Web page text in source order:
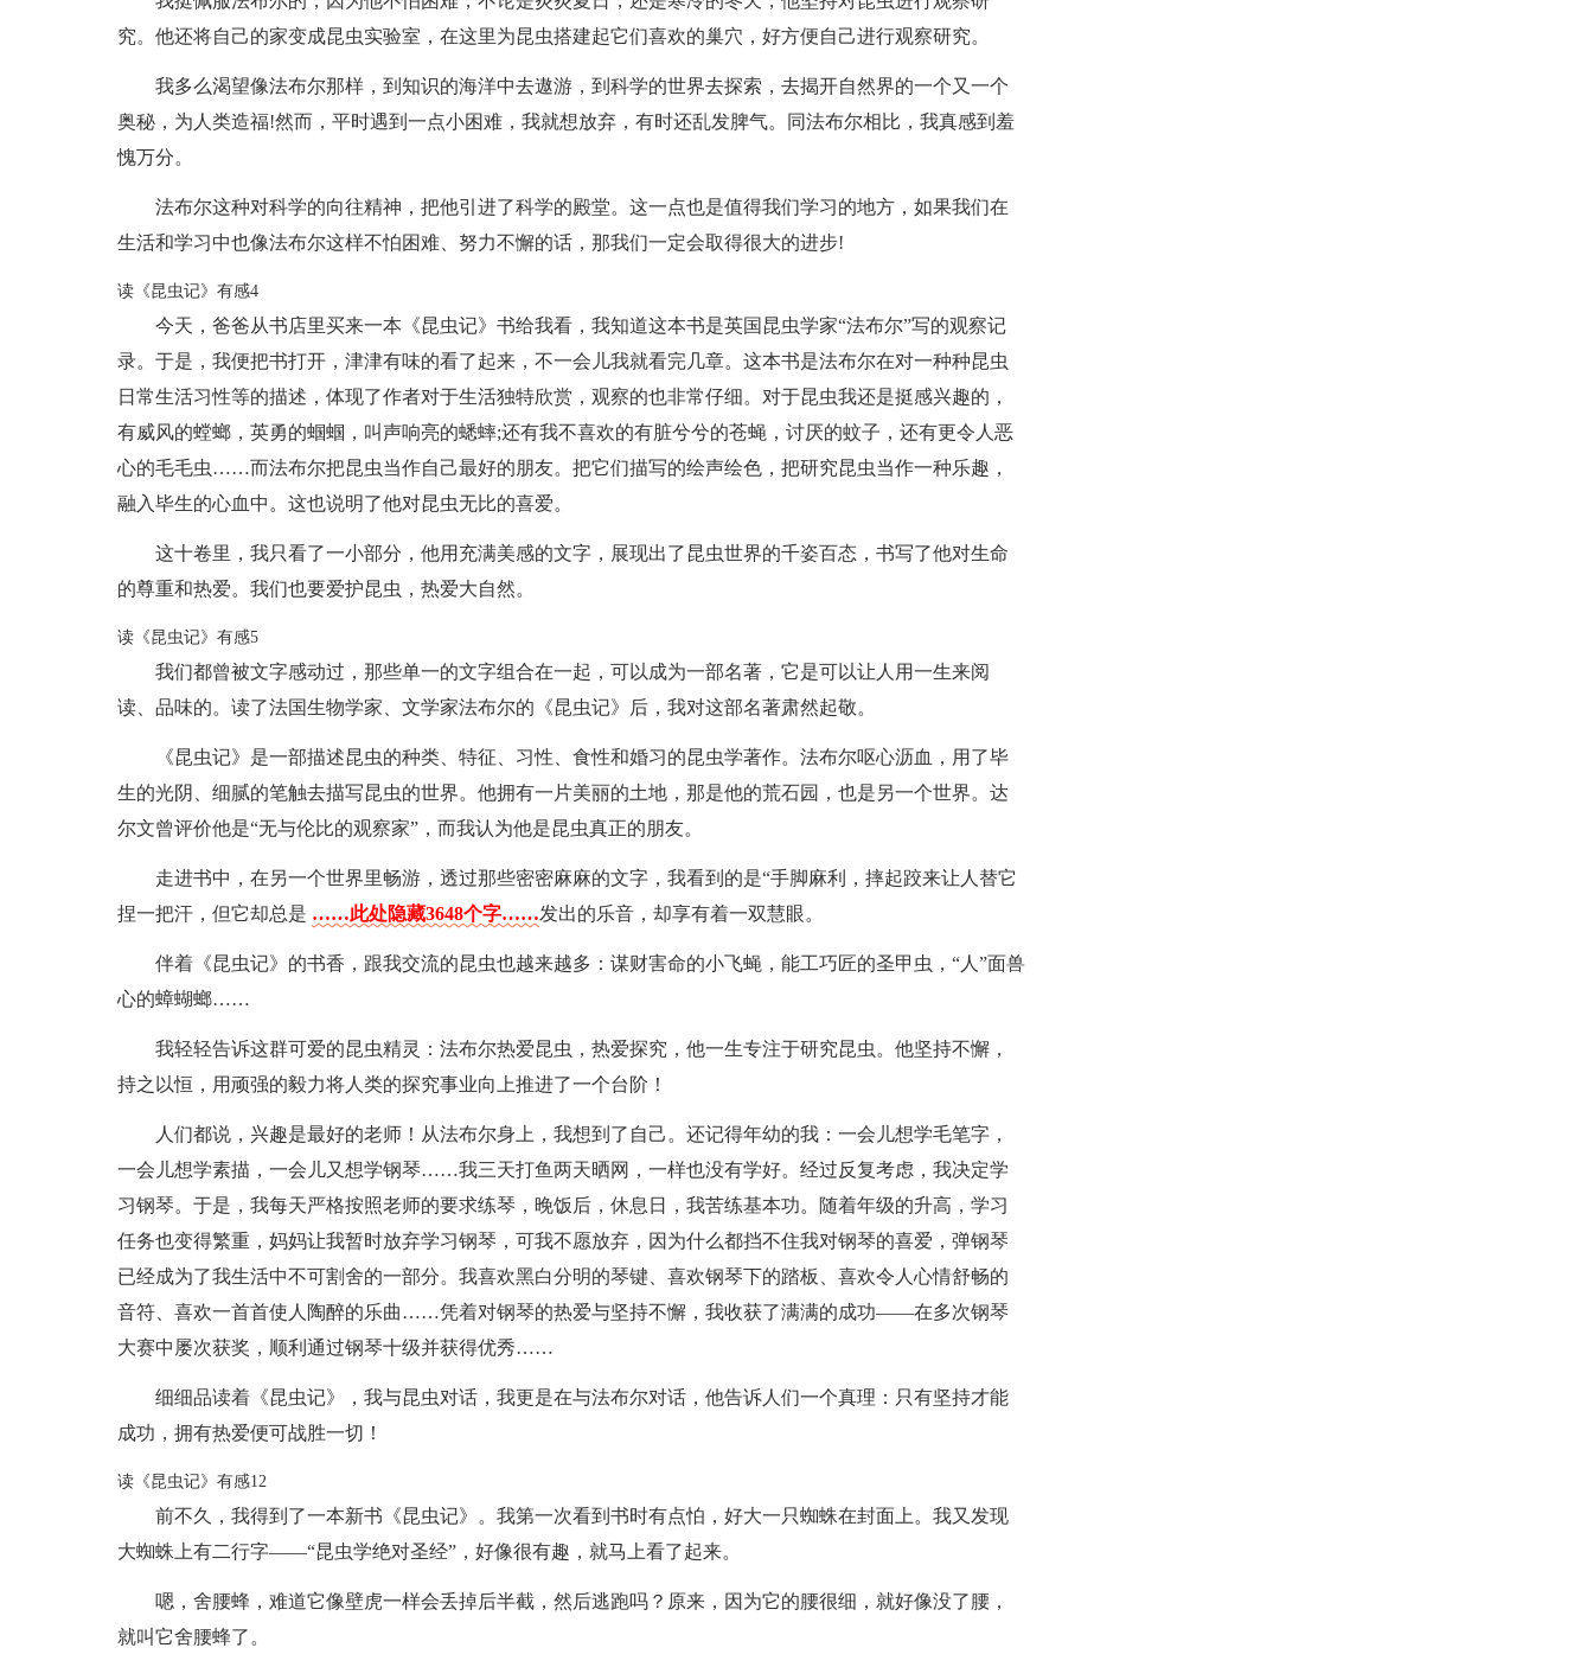
究。他还将自己的家变成昆虫实验室，在这里为昆虫搭建起它们喜欢的巢穴，好方便自己进行观察研究。
我多么渴望像法布尔那样，到知识的海洋中去遨游，到科学的世界去探索，去揭开自然界的一个又一个
奥秘，为人类造福!然而，平时遇到一点小困难，我就想放弃，有时还乱发脾气。同法布尔相比，我真感到羞
愧万分。
法布尔这种对科学的向往精神，把他引进了科学的殿堂。这一点也是值得我们学习的地方，如果我们在
生活和学习中也像法布尔这样不怕困难、努力不懈的话，那我们一定会取得很大的进步!
读《昆虫记》有感4
今天，爸爸从书店里买来一本《昆虫记》书给我看，我知道这本书是英国昆虫学家“法布尔”写的观察记
录。于是，我便把书打开，津津有味的看了起来，不一会儿我就看完几章。这本书是法布尔在对一种种昆虫
日常生活习性等的描述，体现了作者对于生活独特欣赏，观察的也非常仔细。对于昆虫我还是挺感兴趣的，
有威风的螳螂，英勇的蝈蝈，叫声响亮的蟋蟀;还有我不喜欢的有脏兮兮的苍蝇，讨厌的蚊子，还有更令人恶
心的毛毛虫……而法布尔把昆虫当作自己最好的朋友。把它们描写的绘声绘色，把研究昆虫当作一种乐趣，
融入毕生的心血中。这也说明了他对昆虫无比的喜爱。
这十卷里，我只看了一小部分，他用充满美感的文字，展现出了昆虫世界的千姿百态，书写了他对生命
的尊重和热爱。我们也要爱护昆虫，热爱大自然。
读《昆虫记》有感5
我们都曾被文字感动过，那些单一的文字组合在一起，可以成为一部名著，它是可以让人用一生来阅
读、品味的。读了法国生物学家、文学家法布尔的《昆虫记》后，我对这部名著肃然起敬。
《昆虫记》是一部描述昆虫的种类、特征、习性、食性和婚习的昆虫学著作。法布尔呕心沥血，用了毕
生的光阴、细腻的笔触去描写昆虫的世界。他拥有一片美丽的土地，那是他的荒石园，也是另一个世界。达
尔文曾评价他是“无与伦比的观察家”，而我认为他是昆虫真正的朋友。
走进书中，在另一个世界里畅游，透过那些密密麻麻的文字，我看到的是“手脚麻利，摔起跤来让人替它
捏一把汗，但它却总是 ……此处隐藏3648个字……发出的乐音，却享有着一双慧眼。
伴着《昆虫记》的书香，跟我交流的昆虫也越来越多：谋财害命的小飞蝇，能工巧匠的圣甲虫，“人”面兽
心的蟑蝴螂……
我轻轻告诉这群可爱的昆虫精灵：法布尔热爱昆虫，热爱探究，他一生专注于研究昆虫。他坚持不懈，
持之以恒，用顽强的毅力将人类的探究事业向上推进了一个台阶！
人们都说，兴趣是最好的老师！从法布尔身上，我想到了自己。还记得年幼的我：一会儿想学毛笔字，
一会儿想学素描，一会儿又想学钢琴……我三天打鱼两天晒网，一样也没有学好。经过反复考虑，我决定学
习钢琴。于是，我每天严格按照老师的要求练琴，晚饭后，休息日，我苦练基本功。随着年级的升高，学习
任务也变得繁重，妈妈让我暂时放弃学习钢琴，可我不愿放弃，因为什么都挡不住我对钢琴的喜爱，弹钢琴
已经成为了我生活中不可割舍的一部分。我喜欢黑白分明的琴键、喜欢钢琴下的踏板、喜欢令人心情舒畅的
音符、喜欢一首首使人陶醉的乐曲……凭着对钢琴的热爱与坚持不懈，我收获了满满的成功——在多次钢琴
大赛中屡次获奖，顺利通过钢琴十级并获得优秀……
细细品读着《昆虫记》，我与昆虫对话，我更是在与法布尔对话，他告诉人们一个真理：只有坚持才能
成功，拥有热爱便可战胜一切！
读《昆虫记》有感12
前不久，我得到了一本新书《昆虫记》。我第一次看到书时有点怕，好大一只蜘蛛在封面上。我又发现
大蜘蛛上有二行字——“昆虫学绝对圣经”，好像很有趣，就马上看了起来。
嗯，舍腰蜂，难道它像壁虎一样会丢掉后半截，然后逃跑吗？原来，因为它的腰很细，就好像没了腰，
就叫它舍腰蜂了。